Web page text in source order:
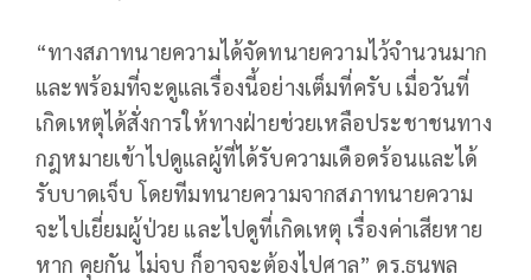
“ทางสภาทนายความได้จัดทนายความไว้จำนวนมาก
และพร้อมที่จะดูแลเรื่องนี้อย่างเต็มที่ครับ เมื่อวันที่
เกิดเหตุได้สั่งการให้ทางฝ่ายช่วยเหลือประชาชนทาง
กฎหมายเข้าไปดูแลผู้ที่ได้รับความเดือดร้อนและได้
รับบาดเจ็บ โดยทีมทนายความจากสภาทนายความ
จะไปเยี่ยมผู้ป่วย และไปดูที่เกิดเหตุ เรื่องค่าเสียหาย
หาก คุยกัน ไม่จบ ก็อาจจะต้องไปศาล” ดร.ธนพล